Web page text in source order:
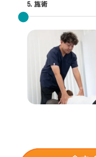
5.施術